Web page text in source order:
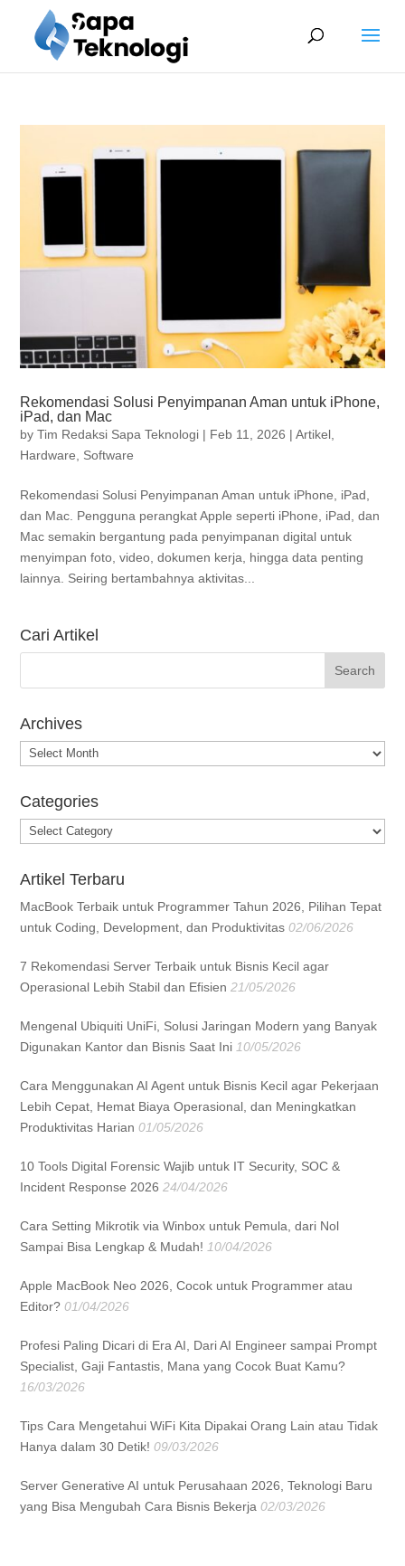
Rekomendasi Solusi Penyimpanan Aman untuk iPhone,
iPad, dan Mac
byTim Redaksi Sapa Teknologi | Feb 11, 2026 |Artikel
Hardware
Software
Rekomendasi Solusi Penyimpanan Aman untuk iPhone, iPad,
dan Mac. Pengguna perangkat Apple seperti iPhone, iPad, dan
Mac semakin bergantung pada penyimpanan digital untuk
menyimpan foto, video, dokumen kerja, hingga data penting
lainnya. Seiring bertambahnya aktivitas...
Cari Artikel
Archives
Archives
Categories
Categories
Artikel Terbaru
MacBook Terbaik untuk Programmer Tahun 2026, Pilihan Tepat
untuk Coding, Development, dan Produktivitas 02/06/2026
7 Rekomendasi Server Terbaik untuk Bisnis Kecil agar
Operasional Lebih Stabil dan Efisien 21/05/2026
Mengenal Ubiquiti UniFi, Solusi Jaringan Modern yang Banyak
Digunakan Kantor dan Bisnis Saat Ini 10/05/2026
Cara Menggunakan AI Agent untuk Bisnis Kecil agar Pekerjaan
Lebih Cepat, Hemat Biaya Operasional, dan Meningkatkan
Produktivitas Harian 01/05/2026
10 Tools Digital Forensic Wajib untuk IT Security, SOC &
Incident Response 2026 24/04/2026
Cara Setting Mikrotik via Winbox untuk Pemula, dari Nol
Sampai Bisa Lengkap & Mudah! 10/04/2026
Apple MacBook Neo 2026, Cocok untuk Programmer atau
Editor? 01/04/2026
Profesi Paling Dicari di Era AI, Dari AI Engineer sampai Prompt
Specialist, Gaji Fantastis, Mana yang Cocok Buat Kamu?
16/03/2026
Tips Cara Mengetahui WiFi Kita Dipakai Orang Lain atau Tidak
Hanya dalam 30 Detik! 09/03/2026
Server Generative AI untuk Perusahaan 2026, Teknologi Baru
yang Bisa Mengubah Cara Bisnis Bekerja 02/03/2026